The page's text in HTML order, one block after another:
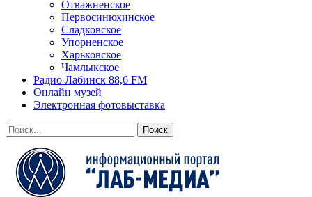
Отважненское
Первосинюхинское
Сладковское
Упорненское
Харьковское
Чамлыкское
Радио Лабинск 88,6 FM
Онлайн музей
Электронная фотовыставка